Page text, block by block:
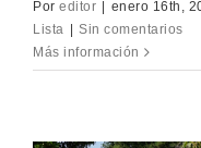
Por editor | enero 16th,
Lista | Sin comentarios
Más información